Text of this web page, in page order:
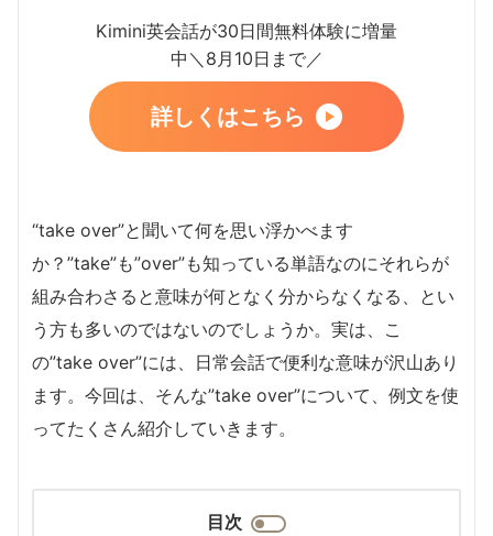
Kimini英会話が30日間無料体験に増量
中＼8月10日まで／
詳しくはこちら
“take over”と聞いて何を思い浮かべます
か？”take”も”over”も知っている単語なのにそれらが
組み合わさると意味が何となく分からなくなる、とい
う方も多いのではないのでしょうか。実は、こ
の”take over”には、日常会話で便利な意味が沢山あり
ます。今回は、そんな”take over”について、例文を使
ってたくさん紹介していきます。
目次